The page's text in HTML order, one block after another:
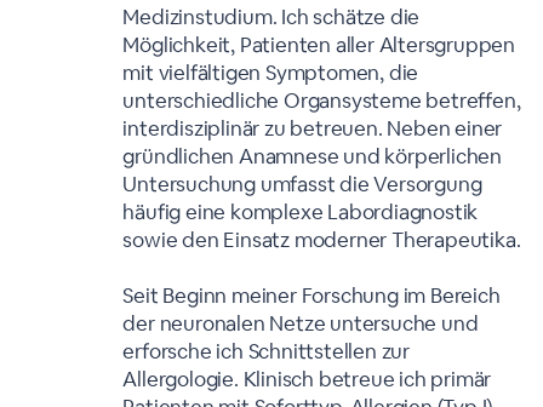
Medizinstudium. Ich schätze die
Möglichkeit, Patienten aller Altersgruppen
mit vielfältigen Symptomen, die
unterschiedliche Organsysteme betreffen,
interdisziplinär zu betreuen. Neben einer
gründlichen Anamnese und körperlichen
Untersuchung umfasst die Versorgung
häufig eine komplexe Labordiagnostik
sowie den Einsatz moderner Therapeutika.
Seit Beginn meiner Forschung im Bereich
der neuronalen Netze untersuche und
erforsche ich Schnittstellen zur
Allergologie. Klinisch betreue ich primär